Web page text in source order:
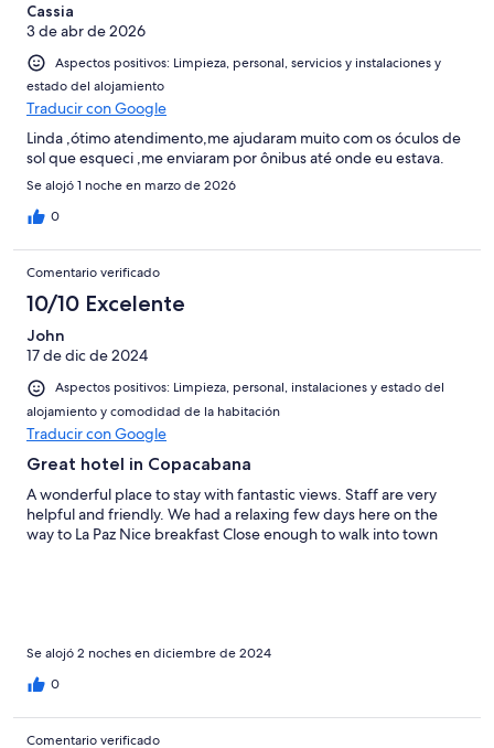
Cassia
3 de abr de 2026
Aspectos positivos: Limpieza, personal, servicios y instalaciones y
estado del alojamiento
Traducir con Google
Linda ,ótimo atendimento,me ajudaram muito com os óculos de
sol que esqueci ,me enviaram por ônibus até onde eu estava.
Se alojó 1 noche en marzo de 2026
0
Comentario verificado
10/10 Excelente
John
17 de dic de 2024
Aspectos positivos: Limpieza, personal, instalaciones y estado del
alojamiento y comodidad de la habitación
Traducir con Google
Great hotel in Copacabana
A wonderful place to stay with fantastic views. Staff are very
helpful and friendly. We had a relaxing few days here on the
way to La Paz Nice breakfast Close enough to walk into town
Se alojó 2 noches en diciembre de 2024
0
Comentario verificado